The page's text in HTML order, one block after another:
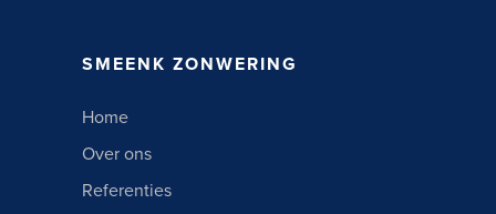
SMEENK ZONWERING
Home
Over ons
Referenties